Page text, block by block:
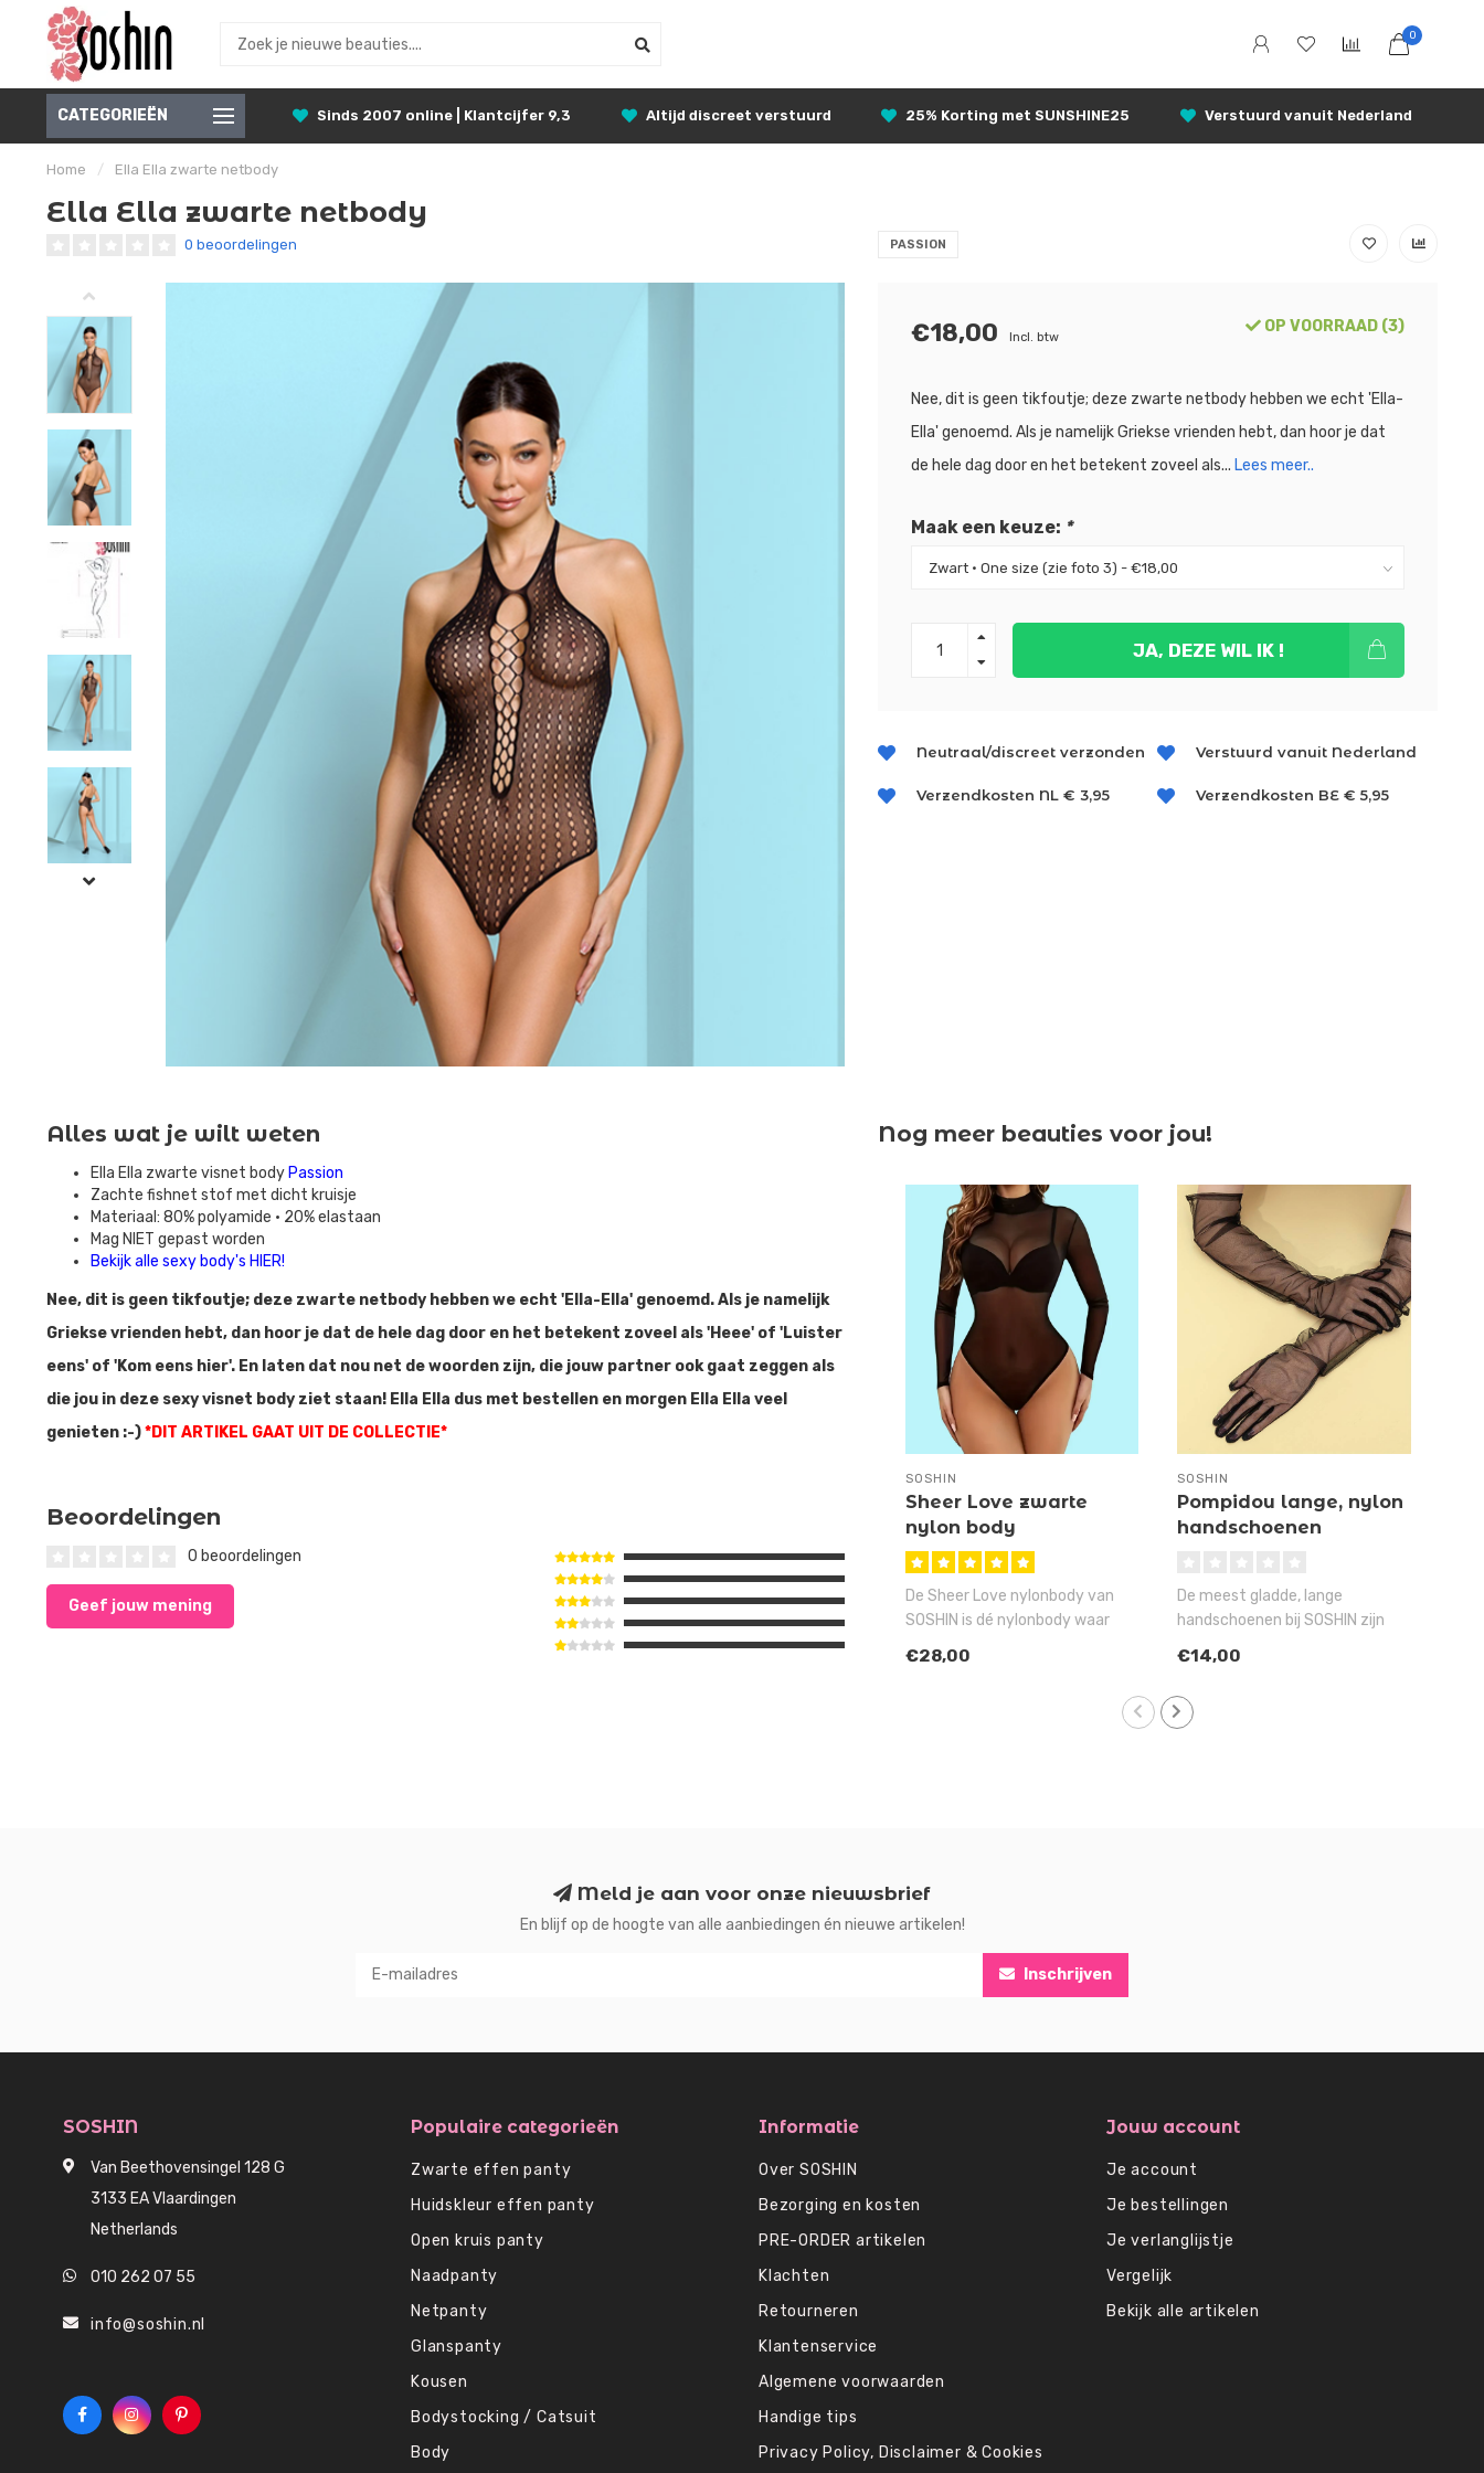
0
CATEGORIEËN Sinds 2007 online | Klantcijfer 9,3 Altijd discreet verstuurd 25% Korting met SUNSHINE25 Verstuurd vanuit Nederland
Home / Ella Ella zwarte netbody
Ella Ella zwarte netbody
0 beoordelingen PASSION
€18,00 Incl. btw
OP VOORRAAD (3)
Nee, dit is geen tikfoutje; deze zwarte netbody hebben we echt 'Ella-
Ella' genoemd. Als je namelijk Griekse vrienden hebt, dan hoor je dat
de hele dag door en het betekent zoveel als... Lees meer..
Maak een keuze: *
JA, DEZE WIL IK !
Neutraal/discreet verzonden Verstuurd vanuit Nederland
Verzendkosten NL € 3,95 Verzendkosten BE € 5,95
Alles wat je wilt weten
Ella Ella zwarte visnet body Passion
Zachte fishnet stof met dicht kruisje
Materiaal: 80% polyamide • 20% elastaan
Mag NIET gepast worden
Bekijk alle sexy body's HIER!
Nee, dit is geen tikfoutje; deze zwarte netbody hebben we echt 'Ella-Ella' genoemd. Als je namelijk
Griekse vrienden hebt, dan hoor je dat de hele dag door en het betekent zoveel als 'Heee' of 'Luister
eens' of 'Kom eens hier'. En laten dat nou net de woorden zijn, die jouw partner ook gaat zeggen als
die jou in deze sexy visnet body ziet staan! Ella Ella dus met bestellen en morgen Ella Ella veel
genieten :-)*DIT ARTIKEL GAAT UIT DE COLLECTIE*
Beoordelingen
0 beoordelingen
Geef jouw mening
Nog meer beauties voor jou!
SOSHIN
Sheer Love zwarte
nylon body
De Sheer Love nylonbody van
SOSHIN is dé nylonbody waar
€28,00
SOSHIN
Pompidou lange, nylon
handschoenen
De meest gladde, lange
handschoenen bij SOSHIN zijn
€14,00
Meld je aan voor onze nieuwsbrief
En blijf op de hoogte van alle aanbiedingen én nieuwe artikelen!
Inschrijven
SOSHIN
Van Beethovensingel 128 G
3133 EA Vlaardingen
Netherlands
010 262 07 55
info@soshin.nl
Populaire categorieën
Zwarte effen panty
Huidskleur effen panty
Open kruis panty
Naadpanty
Netpanty
Glanspanty
Kousen
Bodystocking / Catsuit
Body
Informatie
Over SOSHIN
Bezorging en kosten
PRE-ORDER artikelen
Klachten
Retourneren
Klantenservice
Algemene voorwaarden
Handige tips
Privacy Policy, Disclaimer & Cookies
Jouw account
Je account
Je bestellingen
Je verlanglijstje
Vergelijk
Bekijk alle artikelen